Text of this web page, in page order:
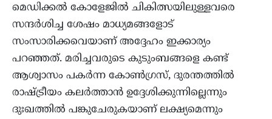
മെഡിക്കൽ കോളേജിൽ ചികിത്സയിലുള്ളവരെ
സന്ദർശിച്ച ശേഷം മാധ്യമങ്ങളോട്
സംസാരിക്കവെയാണ് അദ്ദേഹം ഇക്കാര്യം
പറഞ്ഞത്. മരിച്ചവരുടെ കുടുംബങ്ങളെ കണ്ട്
ആശ്വാസം പകർന്ന കോൺഗ്രസ്, ദുരന്തത്തിൽ
രാഷ്ട്രീയം കലർത്താൻ ഉദ്ദേശിക്കുന്നില്ലെന്നും
ദുഃഖത്തിൽ പങ്കുചേരുകയാണ് ലക്ഷ്യമെന്നും